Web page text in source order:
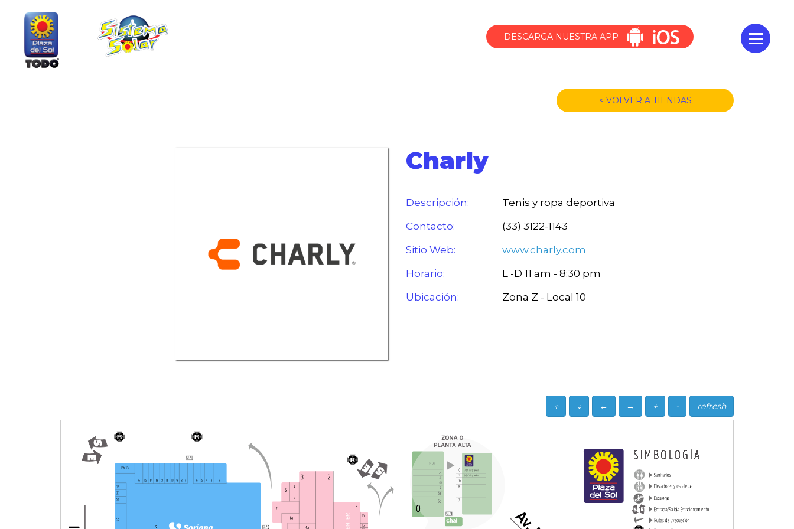
DESCARGA NUESTRA APP
< VOLVER A TIENDAS
Charly
Descripción:
Tenis y ropa deportiva
Contacto:
(33) 3122-1143
Sitio Web:
www.charly.com
Horario:
L -D 11 am - 8:30 pm
Ubicación:
Zona Z - Local 10
refresh
-
+
→
←
↓
↑